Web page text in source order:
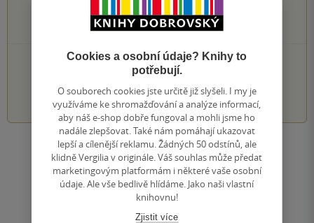
0×
2 hvězdičky
0×
1 hvezdička
PŘIDEJTE SVÉ HODNOCENÍ KNIHY
1 2 3 4 5
Zobrazit všechna hodnocení
Přidat hodnocení
Cookies a osobní údaje? Knihy to
potřebují.
O souborech cookies jste určitě již slyšeli. I my je
využíváme ke shromažďování a analýze informací,
aby náš e-shop dobře fungoval a mohli jsme ho
nadále zlepšovat. Také nám pomáhají ukazovat
lepší a cílenější reklamu. Žádných 50 odstínů, ale
klidně Vergilia v originále. Váš souhlas může předat
marketingovým platformám i některé vaše osobní
údaje. Ale vše bedlivě hlídáme. Jako naši vlastní
knihovnu!
Zjistit více